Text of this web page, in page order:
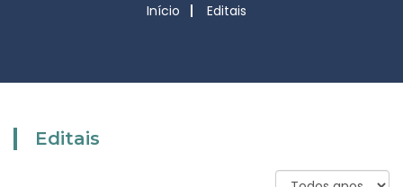
Início Editais
Editais